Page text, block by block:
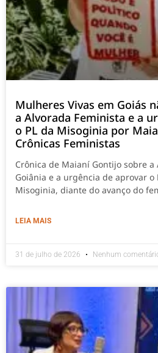
Mulheres Vivas em Goiás
a Alvorada Feminista e a
o PL da Misoginia por
Crônicas Feministas
Crônica de Maianí Gontijo sobre a
Goiânia e a urgência de aprovar o
Misoginia, diante do avanço do
LEIA MAIS
31 de julho de 2026 Nenhum